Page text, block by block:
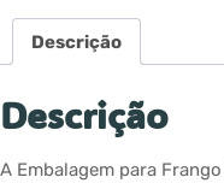
Descrição
Descrição
A Embalagem para